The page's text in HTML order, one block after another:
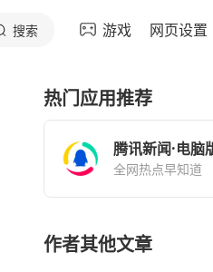
搜索 游戏 网页设置
热门应用推荐
腾讯新闻·电脑
全网热点早知道
作者其他文章